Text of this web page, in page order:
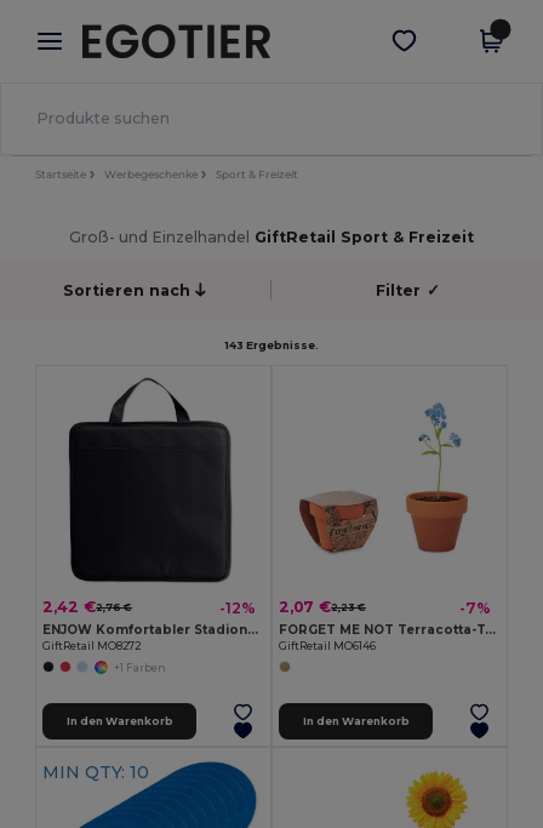
× Egotier App
Bessere Preise in der App!
App holen
Startseite Werbegeschenke Sport & Freizeit
Groß- und Einzelhandel GiftRetail Sport & Freizeit
Sortieren nach Filter ✓
143 Ergebnisse.
2,42 €2,76 € -12%
ENJOW Komfortabler Stadionkissen mit Tasche
GiftRetail MO8272
+1 Farben
In den Warenkorb
2,07 €2,23 € -7%
FORGET ME NOT Terracotta-Topf Vergissmeinnich
GiftRetail MO6146
In den Warenkorb
MIN QTY: 10